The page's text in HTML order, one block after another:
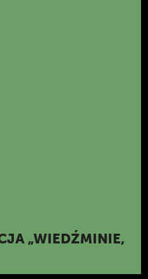
„WIEDŹMINIE,